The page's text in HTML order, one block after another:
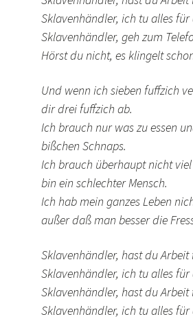
Sklavenhändler, ich tu alles
Sklavenhändler, geh zum
Hörst du nicht, es klingelt
Und wenn ich sieben fuffzich
dir drei fuffzich ab.
Ich brauch nur was zu essen
bißchen Schnaps.
Ich brauch überhaupt nicht
bin ein schlechter Mensch.
Ich hab mein ganzes Leben
außer daß man besser die
Sklavenhändler, hast du Arbeit
Sklavenhändler, ich tu alles
Sklavenhändler, hast du Arbeit
Sklavenhändler, ich tu alles